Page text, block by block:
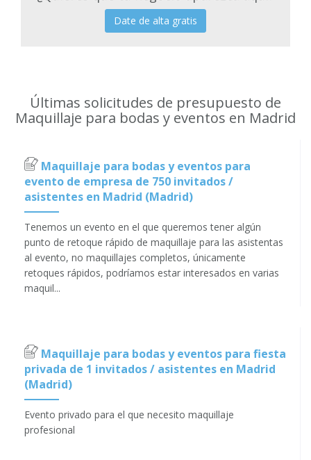
Date de alta gratis
Últimas solicitudes de presupuesto de
Maquillaje para bodas y eventos en Madrid
Maquillaje para bodas y eventos para
evento de empresa de 750 invitados /
asistentes en Madrid (Madrid)
Tenemos un evento en el que queremos tener algún
punto de retoque rápido de maquillaje para las asistentas
al evento, no maquillajes completos, únicamente
retoques rápidos, podríamos estar interesados en varias
maquil...
Maquillaje para bodas y eventos para fiesta
privada de 1 invitados / asistentes en Madrid
(Madrid)
Evento privado para el que necesito maquillaje
profesional